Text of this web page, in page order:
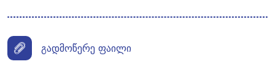
გადმოწერე ფაილი